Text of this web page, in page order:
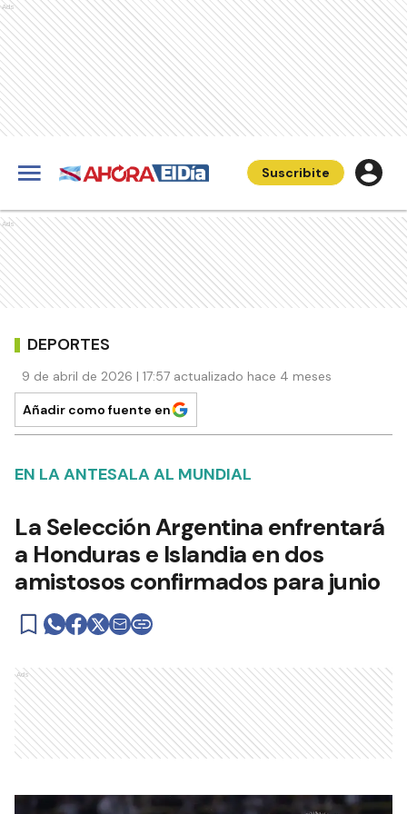
Ads
Suscribite
Ads
DEPORTES
9 de abril de 2026 | 17:57 actualizado hace 4 meses
Añadir como fuente en
EN LA ANTESALA AL MUNDIAL
La Selección Argentina enfrentará
a Honduras e Islandia en dos
amistosos confirmados para junio
Ads